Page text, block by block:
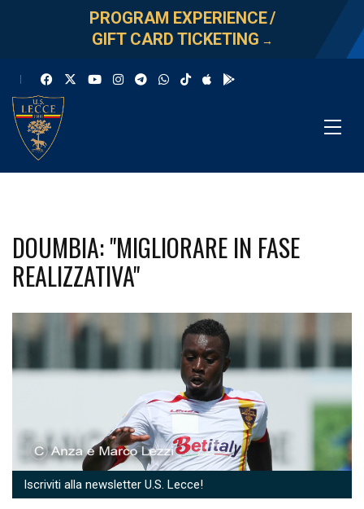
PROGRAM EXPERIENCE/
GIFT CARD TICKETING →
DOUMBIA: "MIGLIORARE IN FASE
REALIZZATIVA"
Iscriviti alla newsletter U.S. Lecce!